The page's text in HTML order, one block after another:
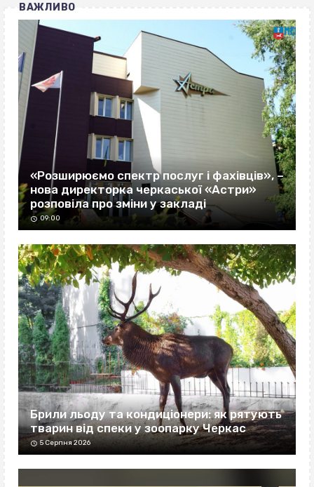
ВАЖЛИВО
«Розширюємо спектр послуг і фахівців», –
нова директорка черкаської «Астри»
розповіла про зміни у закладі
09:00
Брили льоду та кондиціонери: як рятують
тварин від спеки у зоопарку Черкас
5 Серпня 2026